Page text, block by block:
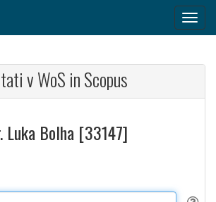
v WoS in Scopus
Luka Bolha [33147]